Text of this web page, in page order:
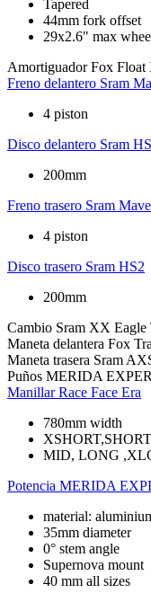
Tapered
44mm fork offset
29x2.6" max
Amortiguador Fox Float
Freno delantero Sram
4 piston
Disco delantero Sram
200mm
Freno trasero Sram
4 piston
Disco trasero Sram HS2
200mm
Cambio Sram XX Eagle
Maneta delantera Fox
Maneta trasera Sram
Puños MERIDA
Manillar Race Face Era
780mm width
MID, LONG
Potencia MERIDA
material:
35mm diameter
0° stem angle
Supernova mount
40 mm all sizes